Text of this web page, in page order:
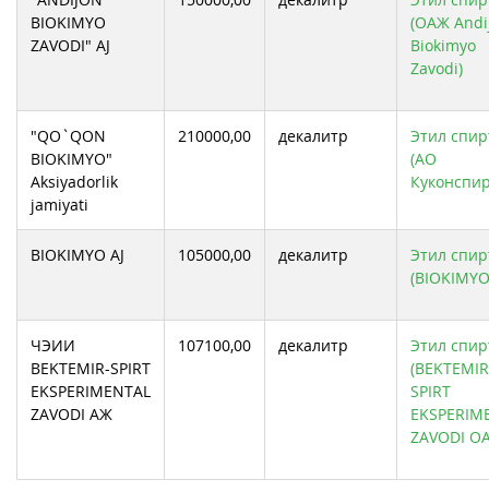
BIOKIMYO
ZAVODI" AJ
(ОАЖ
Biokimyo
Zavodi)
"QO`QON
BIOKIMYO"
Aksiyadorlik
jamiyati
210000,00 декалитр
Этил
(АО
BIOKIMYO AJ 105000,00 декалитр
Этил
ЧЭИИ
BEKTEMIR-SPIRT
EKSPERIMENTAL
ZAVODI АЖ
107100,00 декалитр
Этил
SPIRT
ZAVODI